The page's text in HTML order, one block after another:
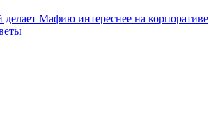
Мафию интереснее на корпоративе